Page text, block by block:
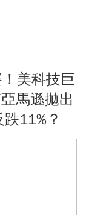
美科技巨
馬遜拋出
11%？